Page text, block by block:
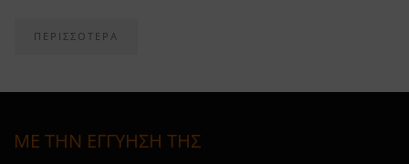
ΠΕΡΙΣΣΟΤΕΡΑ
ΜΕ ΤΗΝ ΕΓΓΥΗΣΗ ΤΗΣ